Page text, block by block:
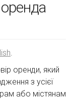
.
оренди, який
з усієї
або містянам